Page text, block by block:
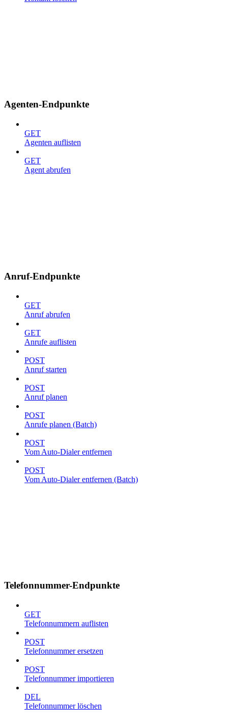
Agenten-Endpunkte
GET
Agenten auflisten
GET
Agent abrufen
Anruf-Endpunkte
GET
Anruf abrufen
GET
Anrufe auflisten
POST
Anruf starten
POST
Anruf planen
POST
Anrufe planen (Batch)
POST
Vom Auto-Dialer entfernen
POST
Vom Auto-Dialer entfernen (Batch)
Telefonnummer-Endpunkte
GET
Telefonnummern auflisten
POST
Telefonnummer ersetzen
POST
Telefonnummer importieren
DEL
Telefonnummer löschen